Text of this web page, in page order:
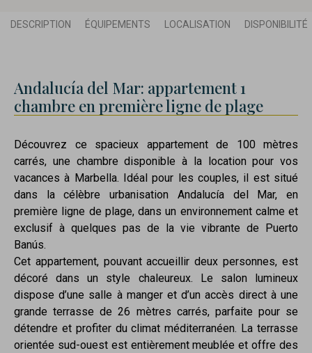
DESCRIPTION ÉQUIPEMENTS LOCALISATION DISPONIBILITÉ
Andalucía del Mar: appartement 1
chambre en première ligne de plage
Découvrez ce spacieux appartement de 100 mètres
carrés, une chambre disponible à la location pour vos
vacances à Marbella. Idéal pour les couples, il est situé
dans la célèbre urbanisation Andalucía del Mar, en
première ligne de plage, dans un environnement calme et
exclusif à quelques pas de la vie vibrante de Puerto
Banús.
Cet appartement, pouvant accueillir deux personnes, est
décoré dans un style chaleureux. Le salon lumineux
dispose d’une salle à manger et d’un accès direct à une
grande terrasse de 26 mètres carrés, parfaite pour se
détendre et profiter du climat méditerranéen. La terrasse
orientée sud-ouest est entièrement meublée et offre des